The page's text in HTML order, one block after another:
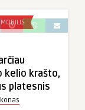
kelio krašto,
platesnis